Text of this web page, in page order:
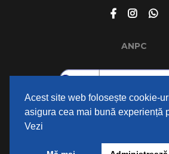
Acest site web folosește cookie-
asigura cea mai bună experiență
Vezi
ANPC